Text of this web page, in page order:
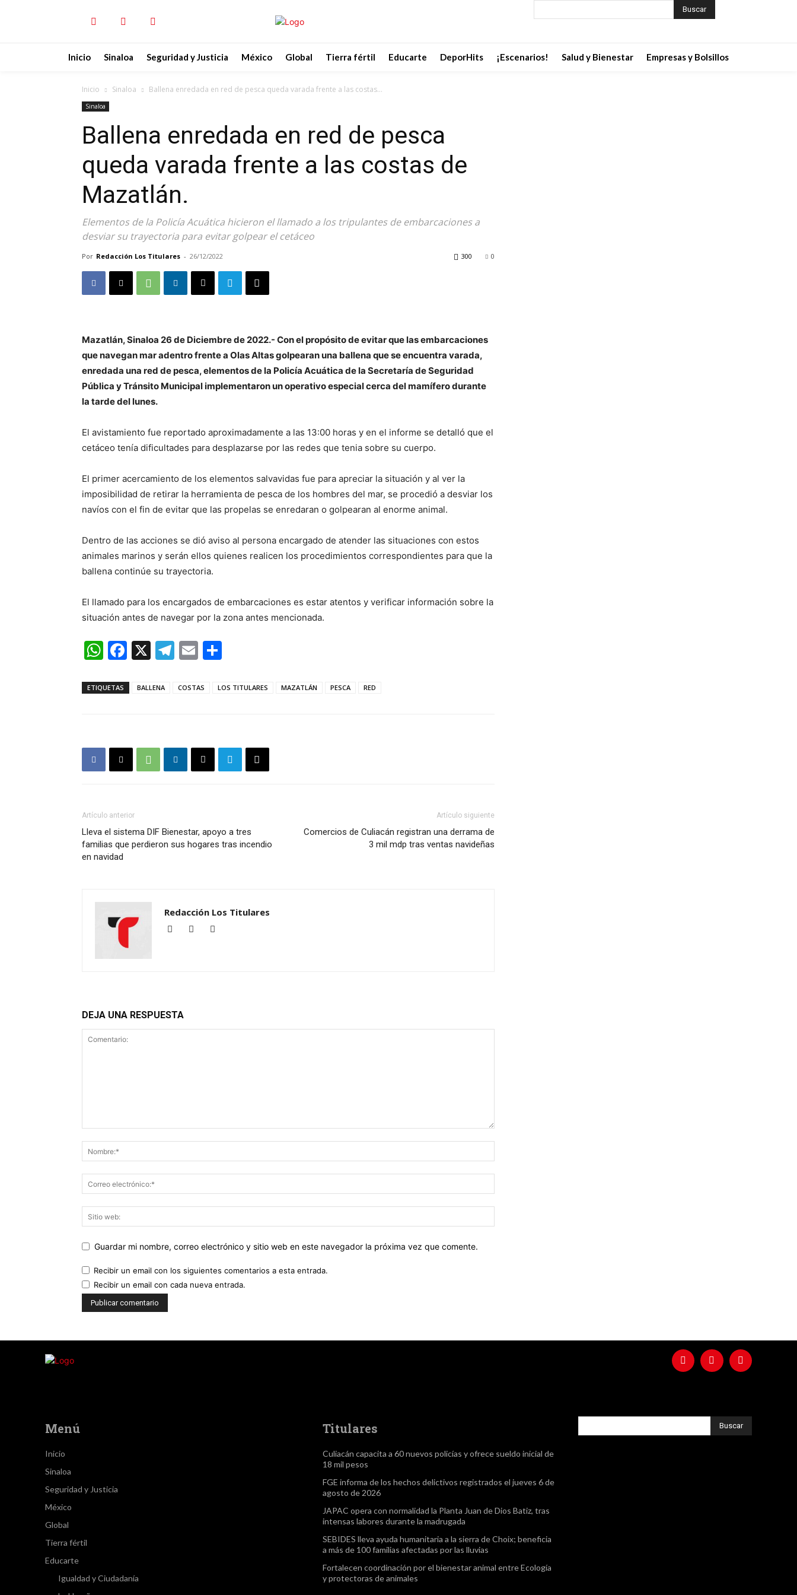
Buscar
Inicio Sinaloa Seguridad y Justicia México Global Tierra fértil Educarte DeporHits ¡Escenarios! Salud y Bienestar Empresas y Bolsillos
Inicio Sinaloa Ballena enredada en red de pesca queda varada frente a las costas...
Sinaloa
Ballena enredada en red de pesca
queda varada frente a las costas de
Mazatlán.
Elementos de la Policía Acuática hicieron el llamado a los tripulantes de embarcaciones a
desviar su trayectoria para evitar golpear el cetáceo
Por Redacción Los Titulares - 26/12/2022 0
300
Mazatlán, Sinaloa 26 de Diciembre de 2022.- Con el propósito de evitar que las embarcaciones
que navegan mar adentro frente a Olas Altas golpearan una ballena que se encuentra varada,
enredada una red de pesca, elementos de la Policía Acuática de la Secretaría de Seguridad
Pública y Tránsito Municipal implementaron un operativo especial cerca del mamífero durante
la tarde del lunes.
El avistamiento fue reportado aproximadamente a las 13:00 horas y en el informe se detalló que el
cetáceo tenía dificultades para desplazarse por las redes que tenia sobre su cuerpo.
El primer acercamiento de los elementos salvavidas fue para apreciar la situación y al ver la
imposibilidad de retirar la herramienta de pesca de los hombres del mar, se procedió a desviar los
navíos con el fin de evitar que las propelas se enredaran o golpearan al enorme animal.
Dentro de las acciones se dió aviso al persona encargado de atender las situaciones con estos
animales marinos y serán ellos quienes realicen los procedimientos correspondientes para que la
ballena continúe su trayectoria.
El llamado para los encargados de embarcaciones es estar atentos y verificar información sobre la
situación antes de navegar por la zona antes mencionada.
WhatsApp
Facebook
X Telegram
Email
ETIQUETAS BALLENA COSTAS LOS TITULARES MAZATLÁN PESCA RED
Artículo anterior
Lleva el sistema DIF Bienestar, apoyo a tres
familias que perdieron sus hogares tras incendio
en navidad
Artículo siguiente
Comercios de Culiacán registran una derrama de
3 mil mdp tras ventas navideñas
Redacción Los Titulares
DEJA UNA RESPUESTA
Guardar mi nombre, correo electrónico y sitio web en este navegador la próxima vez que comente.
Recibir un email con los siguientes comentarios a esta entrada.
Recibir un email con cada nueva entrada.
Menú
Inicio
Sinaloa
Seguridad y Justicia
México
Global
Tierra fértil
Educarte
Igualdad y Ciudadanía
Titulares
Culiacán capacita a 60 nuevos policías y ofrece sueldo inicial de
18 mil pesos
FGE informa de los hechos delictivos registrados el jueves 6 de
agosto de 2026
JAPAC opera con normalidad la Planta Juan de Dios Batiz, tras
intensas labores durante la madrugada
SEBIDES lleva ayuda humanitaria a la sierra de Choix; beneficia
a más de 100 familias afectadas por las lluvias
Fortalecen coordinación por el bienestar animal entre Ecología
y protectoras de animales
Buscar